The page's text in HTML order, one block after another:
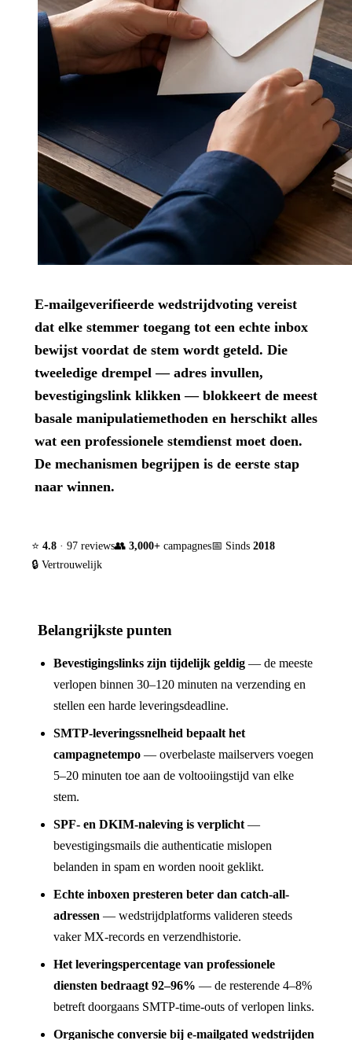
E-mailgeverifieerde wedstrijdvoting vereist
dat elke stemmer toegang tot een echte inbox
bewijst voordat de stem wordt geteld. Die
tweeledige drempel — adres invullen,
bevestigingslink klikken — blokkeert de meest
basale manipulatiemethoden en herschikt alles
wat een professionele stemdienst moet doen.
De mechanismen begrijpen is de eerste stap
naar winnen.
⭐ 4.8 · 97 reviews👥 3,000+ campagnes📅 Sinds 2018
🔒 Vertrouwelijk
Belangrijkste punten
Bevestigingslinks zijn tijdelijk geldig — de meeste
verlopen binnen 30–120 minuten na verzending en
stellen een harde leveringsdeadline.
SMTP-leveringssnelheid bepaalt het
campagnetempo — overbelaste mailservers voegen
5–20 minuten toe aan de voltooiingstijd van elke
stem.
SPF- en DKIM-naleving is verplicht —
bevestigingsmails die authenticatie mislopen
belanden in spam en worden nooit geklikt.
Echte inboxen presteren beter dan catch-all-
adressen — wedstrijdplatforms valideren steeds
vaker MX-records en verzendhistorie.
Het leveringspercentage van professionele
diensten bedraagt 92–96% — de resterende 4–8%
betreft doorgaans SMTP-time-outs of verlopen links.
Organische conversie bij e-mailgated wedstrijden